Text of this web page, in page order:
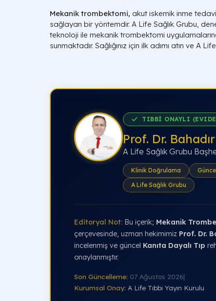
Mekanik trombektomi, akut iskemik inme
sağlayan bir yöntemdir. A Life Sağlık Grubu,
teknoloji ile mekanik trombektomi
sunmaktadır. Sağlığınız için ilk adımı atın ve A
TIBBİ ONAYLI
Prof. Dr.
A Life Sağlık Grubu
Klinik Doğrulama
A Life Sağlık Grubu
Editoryal Not: Bu içerik; Mekanik
çerçevesinde, uzman hekimimiz Prof. Dr.
incelenmiş ve güncel Kanıta Dayalı Tıp
onaylanmıştır.
Son Güncelleme: 07 Ağustos 2026|
Kurumsal Onay: A Life Tıbbi Yayın Kurulu